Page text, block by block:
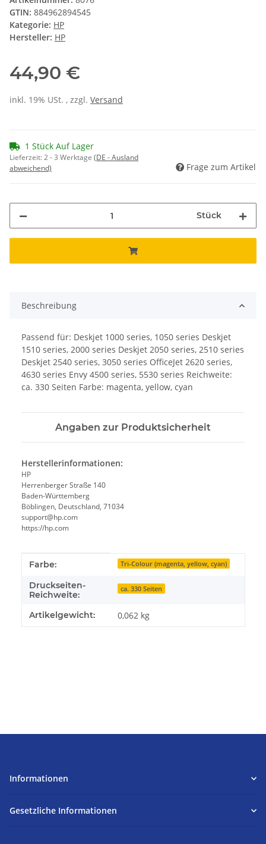
GTIN: 884962894545
Kategorie: HP
Hersteller: HP
44,90 €
inkl. 19% USt. , zzgl. Versand
1 Stück Auf Lager
Lieferzeit:2 - 3 Werktage (DE - Ausland
abweichend)
Frage zum Artikel
Stück
Beschreibung
Passend für: Deskjet 1000 series, 1050 series Deskjet
1510 series, 2000 series Deskjet 2050 series, 2510 series
Deskjet 2540 series, 3050 series OfficeJet 2620 series,
4630 series Envy 4500 series, 5530 series Reichweite:
ca. 330 Seiten Farbe: magenta, yellow, cyan
Angaben zur Produktsicherheit
Herstellerinformationen:
HP
Herrenberger Straße 140
Baden-Württemberg
Böblingen, Deutschland, 71034
support@hp.com
https://hp.com
Produkteigenschaft
Wert
Farbe: Tri-Colour (magenta, yellow, cyan)
Druckseiten-
Reichweite:
ca. 330 Seiten
Artikelgewicht: 0,062 kg
Informationen
Gesetzliche Informationen